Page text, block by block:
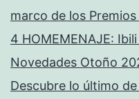
marco de los
4 HOMEMENAJE:
Novedades Otoño
Descubre lo último